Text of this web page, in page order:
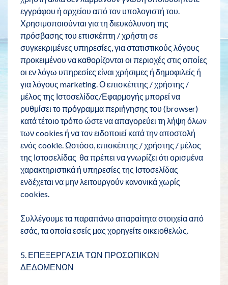
εγγράφου ή αρχείου από τον υπολογιστή του.
Χρησιμοποιούνται για τη διευκόλυνση της
πρόσβασης του επισκέπτη / χρήστη σε
συγκεκριμένες υπηρεσίες, για στατιστικούς λόγους
προκειμένου να καθορίζονται οι περιοχές στις οποίες
οι εν λόγω υπηρεσίες είναι χρήσιμες ή δημοφιλείς ή
για λόγους marketing. Ο επισκέπτης / χρήστης /
μέλος της Ιστοσελίδας/Εφαρμογής μπορεί να
ρυθμίσει το πρόγραμμα περιήγησης του (browser)
κατά τέτοιο τρόπο ώστε να απαγορεύει τη λήψη όλων
των cookies ή να τον ειδοποιεί κατά την αποστολή
ενός cookie. Ωστόσο, επισκέπτης / χρήστης / μέλος
της Ιστοσελίδας θα πρέπει να γνωρίζει ότι ορισμένα
χαρακτηριστικά ή υπηρεσίες της Ιστοσελίδας
ενδέχεται να μην λειτουργούν κανονικά χωρίς
cookies.
Συλλέγουμε τα παραπάνω απαραίτητα στοιχεία από
εσάς, τα οποία εσείς μας χορηγείτε οικειοθελώς.
5. ΕΠΕΞΕΡΓΑΣΙΑ ΤΩΝ ΠΡΟΣΩΠΙΚΩΝ
ΔΕΔΟΜΕΝΩΝ